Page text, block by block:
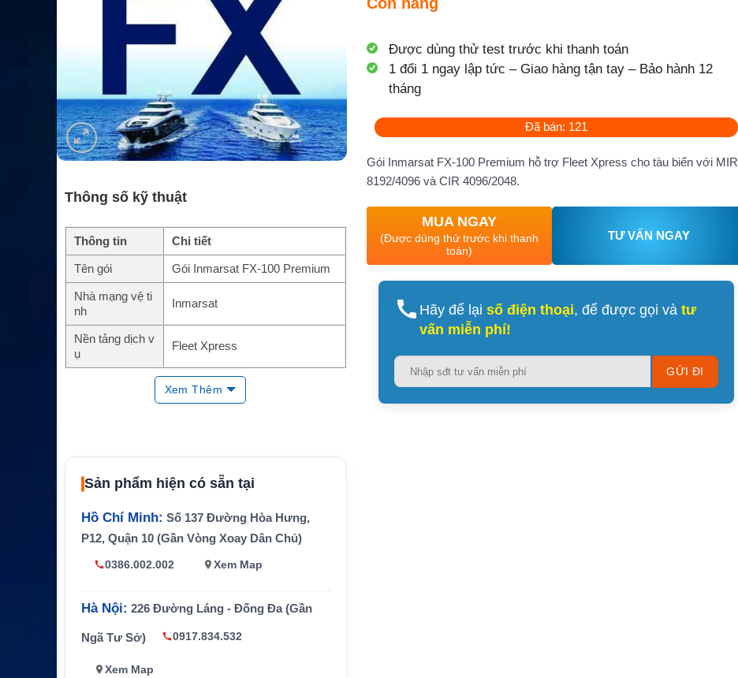
Thông số kỹ thuật
Thông tin Chi tiết
Tên gói Gói Inmarsat FX-100 Premium
Nhà mạng vệ ti
nh
Inmarsat
Nền tảng dịch v
ụ
Fleet Xpress
Premium Flexible
Ứng dụng
Internet vệ tinh hàng hải cho tàu b
iển
Xem Thêm
Sản phẩm hiện có sẵn tại
Hồ Chí Minh: Số 137 Đường Hòa Hưng,
P12, Quận 10 (Gần Vòng Xoay Dân Chủ)
0386.002.002 Xem Map
Hà Nội: 226 Đường Láng - Đống Đa (Gần
Ngã Tư Sở) 0917.834.532
Xem Map
Được dùng thử test trước khi thanh toán
1 đổi 1 ngay lập tức – Giao hàng tận tay – Bảo hành 12
tháng
Đã bán: 121
Gói Inmarsat FX-100 Premium hỗ trợ Fleet Xpress cho tàu biển với MIR
8192/4096 và CIR 4096/2048.
MUA NGAY
(Được dùng thử trước khi thanh
toán)
TƯ VẤN NGAY
Hãy để lại số điện thoại, để được gọi và tư
vấn miễn phí!
Please
this